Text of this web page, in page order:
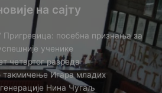
на сајту
посебна признања за
ученике
четвртог разреда
такмичењe Игара младих
Нина Чугаљ